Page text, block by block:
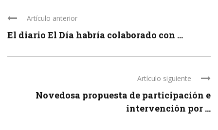
Artículo anterior
El diario El Día habría colaborado con ...
Artículo siguiente
Novedosa propuesta de participación e
intervención por ...